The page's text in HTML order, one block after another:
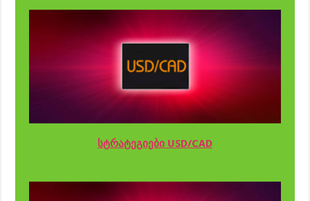
სტრატეგიები USD/CAD